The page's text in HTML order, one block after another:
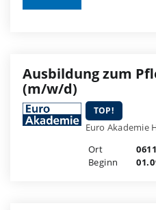
Ausbildung zum
(m/w/d)
TOP!
Euro Akademie
Ort
Beginn